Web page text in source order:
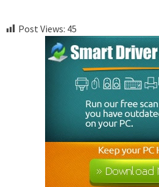
Post Views: 45